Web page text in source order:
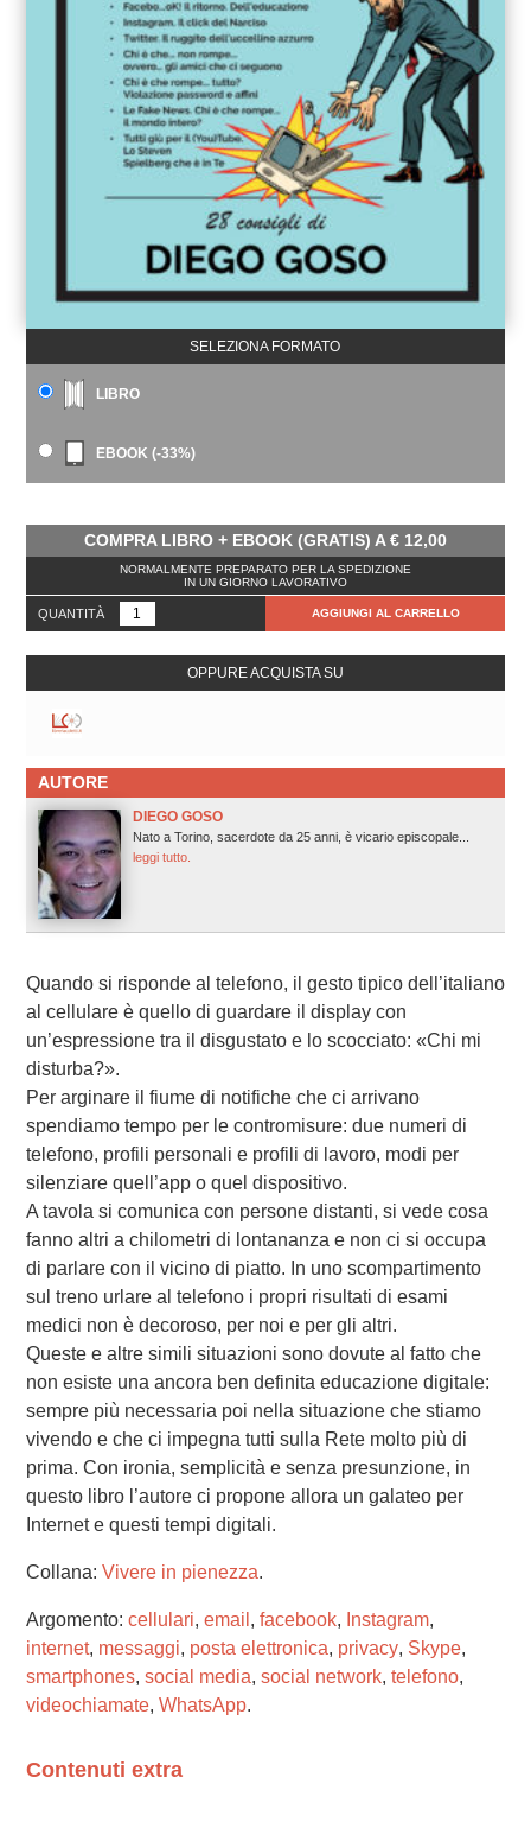
SELEZIONA FORMATO
LIBRO
EBOOK (-33%)
COMPRA LIBRO + EBOOK (GRATIS) A€12,00
NORMALMENTE PREPARATO PER LA SPEDIZIONE
IN UN GIORNO LAVORATIVO
QUANTITÀ AGGIUNGI AL CARRELLO
OPPURE ACQUISTA SU
AUTORE
DIEGO GOSO
Nato a Torino, sacerdote da 25 anni, è vicario episcopale...
leggi tutto.
Quando si risponde al telefono, il gesto tipico dell’italiano
al cellulare è quello di guardare il display con
un’espressione tra il disgustato e lo scocciato: «Chi mi
disturba?».
Per arginare il fiume di notifiche che ci arrivano
spendiamo tempo per le contromisure: due numeri di
telefono, profili personali e profili di lavoro, modi per
silenziare quell’app o quel dispositivo.
A tavola si comunica con persone distanti, si vede cosa
fanno altri a chilometri di lontananza e non ci si occupa
di parlare con il vicino di piatto. In uno scompartimento
sul treno urlare al telefono i propri risultati di esami
medici non è decoroso, per noi e per gli altri.
Queste e altre simili situazioni sono dovute al fatto che
non esiste una ancora ben definita educazione digitale:
sempre più necessaria poi nella situazione che stiamo
vivendo e che ci impegna tutti sulla Rete molto più di
prima. Con ironia, semplicità e senza presunzione, in
questo libro l’autore ci propone allora un galateo per
Internet e questi tempi digitali.
Collana: Vivere in pienezza.
Argomento: cellulari, email , facebook, Instagram,
internet, messaggi, posta elettronica, privacy, Skype,
smartphones, social media, social network, telefono,
videochiamate, WhatsApp.
Contenuti extra